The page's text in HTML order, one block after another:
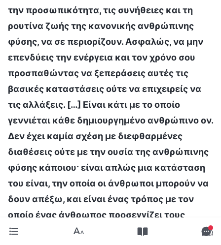
την προσωπικότητα, τις συνήθειες και τη
ρουτίνα ζωής της κανονικής ανθρώπινης
φύσης, να σε περιορίζουν. Ασφαλώς, να μην
επενδύεις την ενέργεια και τον χρόνο σου
προσπαθώντας να ξεπεράσεις αυτές τις
βασικές καταστάσεις ούτε να επιχειρείς να
τις αλλάξεις. […] Είναι κάτι με το οποίο
γεννιέται κάθε δημιουργημένο ανθρώπινο ον.
Δεν έχει καμία σχέση με διεφθαρμένες
διαθέσεις ούτε με την ουσία της ανθρώπινης
φύσης κάποιου· είναι απλώς μια κατάσταση
του είναι, την οποία οι άνθρωποι μπορούν να
δουν απέξω, και είναι ένας τρόπος με τον
οποίο ένας άνθρωπος προσεγγίζει τους
ανθρώπους, τα γεγονότα και τα πράγματα.